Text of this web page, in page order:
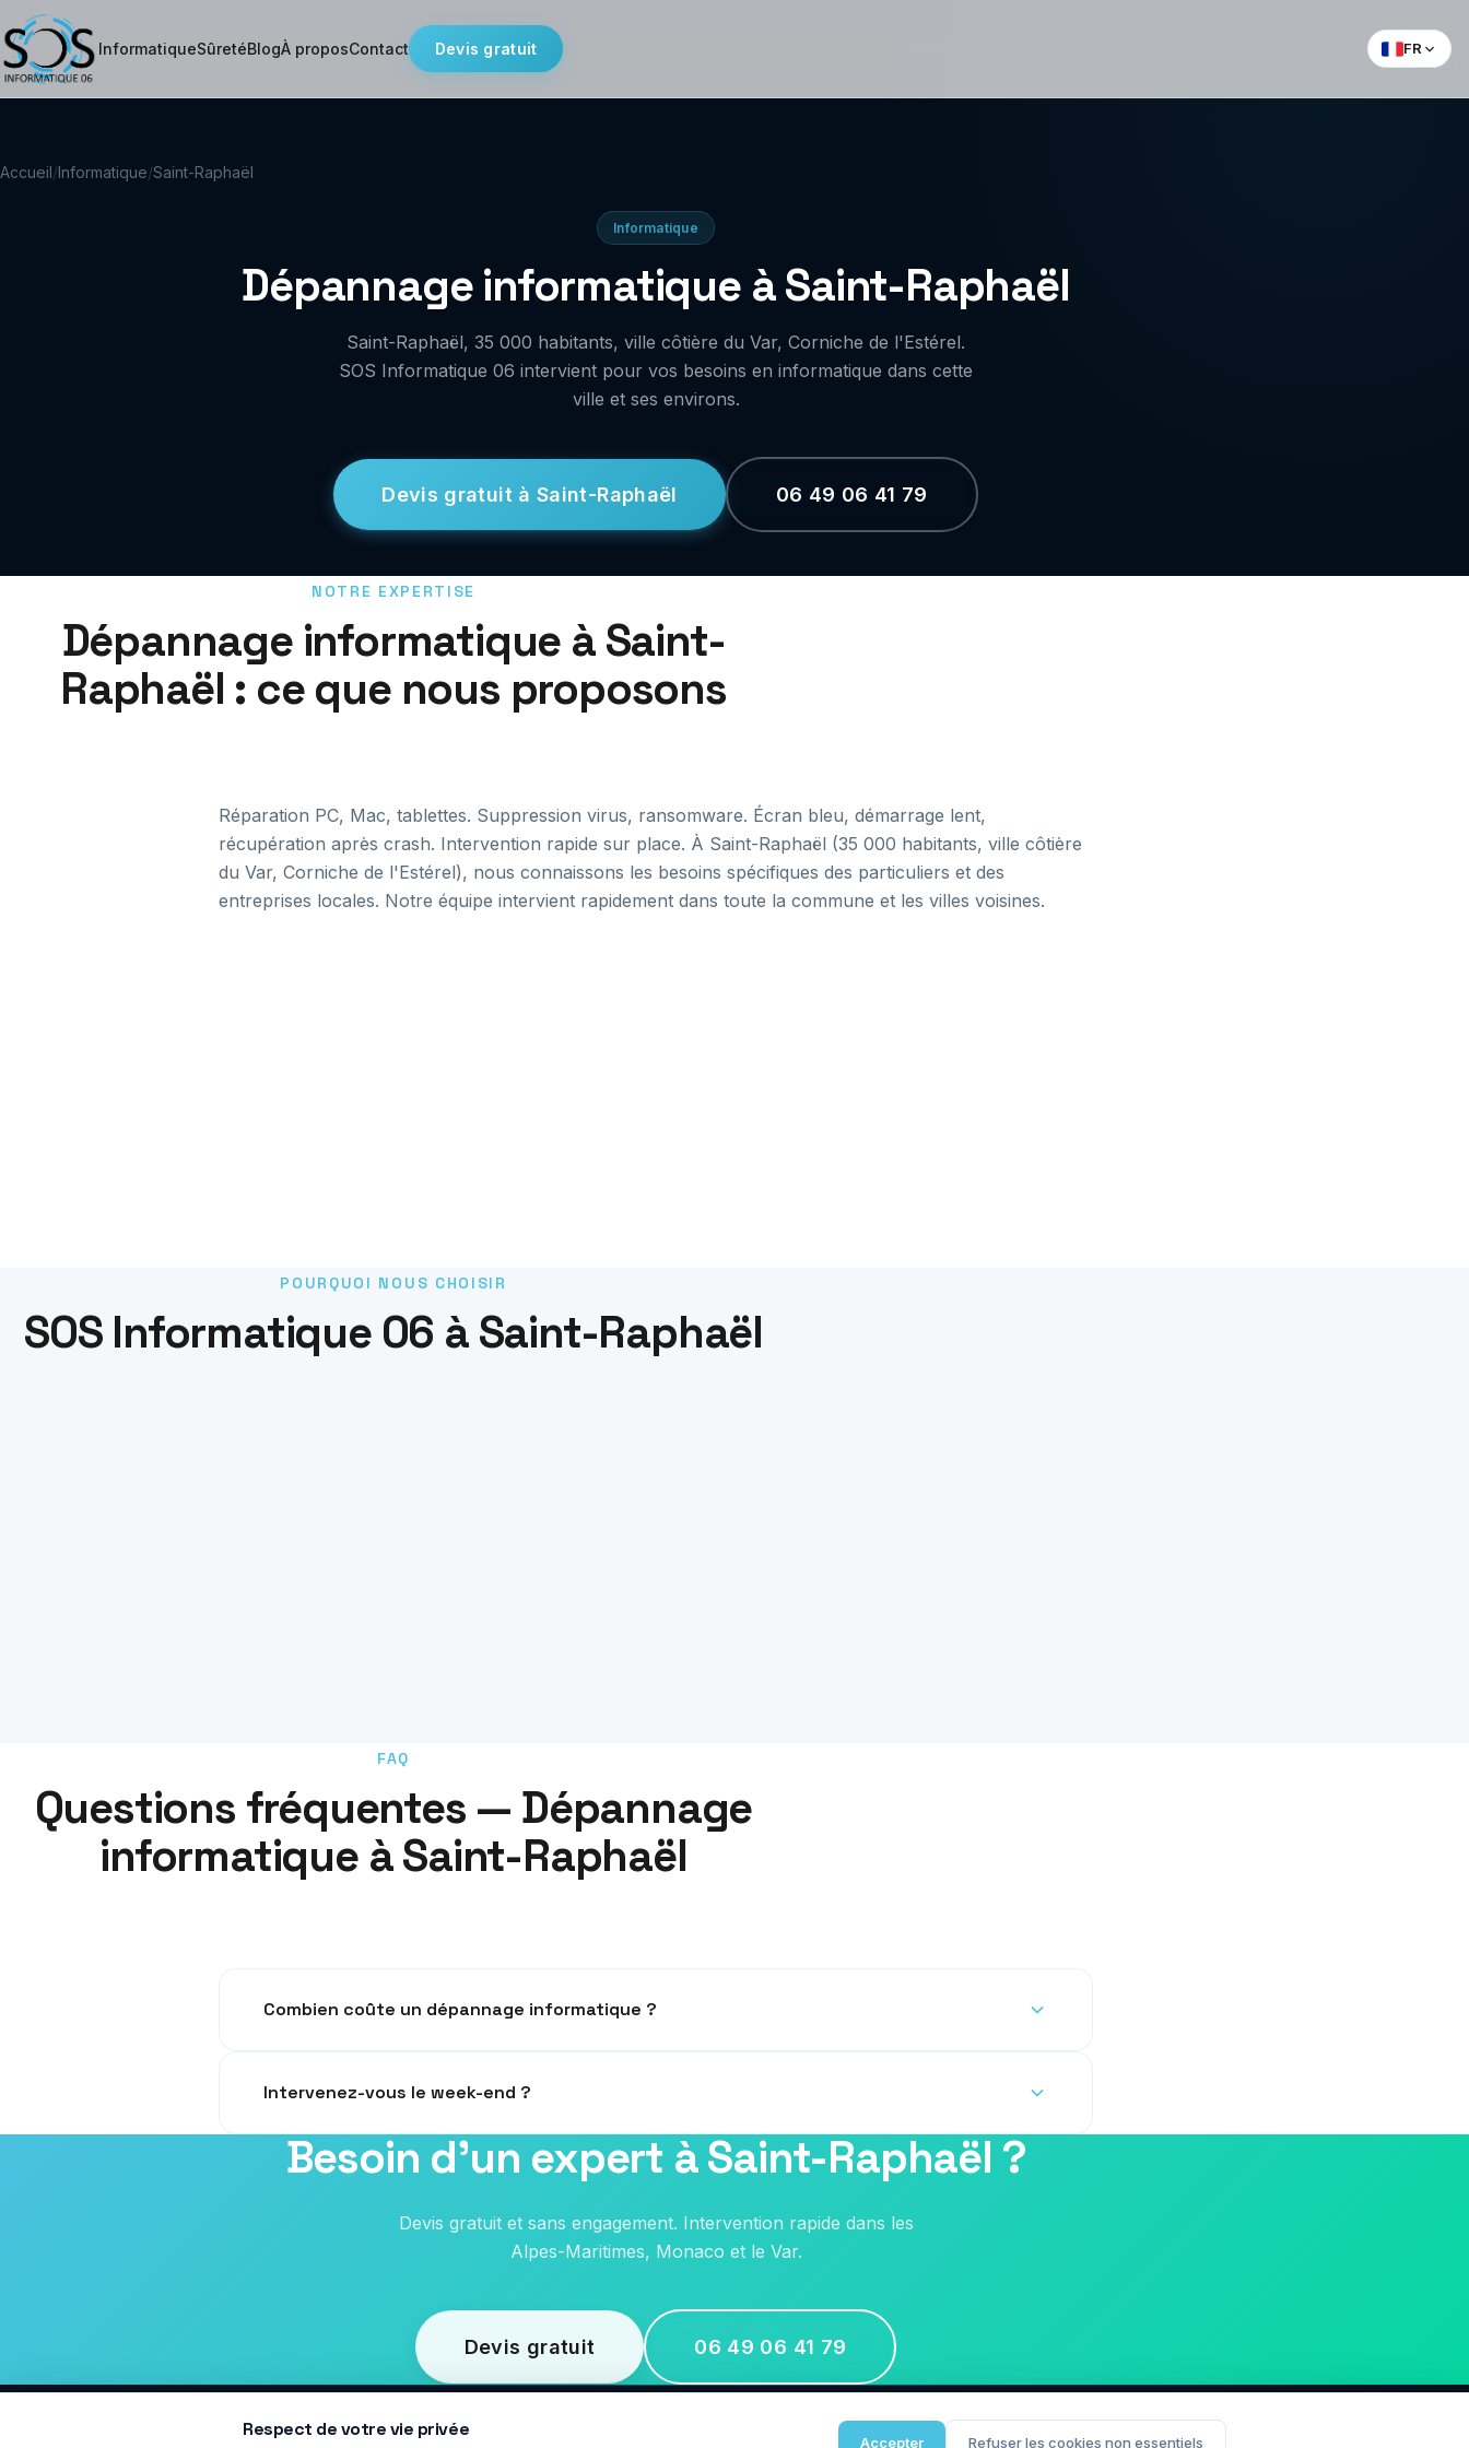
InformatiqueSûretéBlogÀ proposContact Devis gratuit FR
Accueil/Informatique/Saint-Raphaël
Informatique
Dépannage informatique à Saint-Raphaël
Saint-Raphaël, 35 000 habitants, ville côtière du Var, Corniche de l'Estérel.
SOS Informatique 06 intervient pour vos besoins en informatique dans cette
ville et ses environs.
Devis gratuit à Saint-Raphaël 06 49 06 41 79
NOTRE EXPERTISE
Dépannage informatique à Saint-
Raphaël : ce que nous proposons
Réparation PC, Mac, tablettes. Suppression virus, ransomware. Écran bleu, démarrage lent,
récupération après crash. Intervention rapide sur place. À Saint-Raphaël (35 000 habitants, ville côtière
du Var, Corniche de l'Estérel), nous connaissons les besoins spécifiques des particuliers et des
entreprises locales. Notre équipe intervient rapidement dans toute la commune et les villes voisines.
POURQUOI NOUS CHOISIR
SOS Informatique 06 à Saint-Raphaël
FAQ
Questions fréquentes — Dépannage
informatique à Saint-Raphaël
Combien coûte un dépannage informatique ?
Intervenez-vous le week-end ?
Oui, nous intervenons 7j/7 pour les urgences. Contactez-nous au 06 49 06 41 79.
Besoin d'un expert à Saint-Raphaël ?
Devis gratuit et sans engagement. Intervention rapide dans les
Alpes-Maritimes, Monaco et le Var.
Devis gratuit 06 49 06 41 79
Respect de votre vie privée
Accepter Refuser les cookies non essentiels